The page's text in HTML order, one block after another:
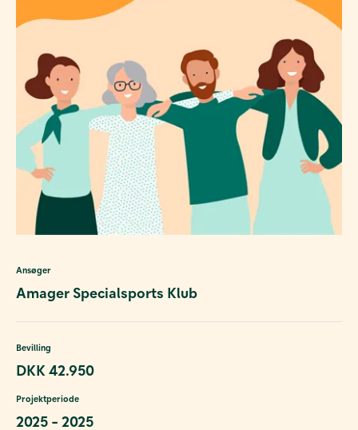
Ansøger
Amager Specialsports Klub
Bevilling
DKK 42.950
Projektperiode
2025 - 2025